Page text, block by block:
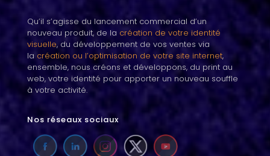
Qu’il s’agisse du lancement commercial d’un
nouveau produit, de la création de votre identité
visuelle, du développement de vos ventes via
la création ou l’optimisation de votre site internet,
ensemble, nous créons et développons, du print au
web, votre identité pour apporter un nouveau souffle
à votre activité.
Nos réseaux sociaux